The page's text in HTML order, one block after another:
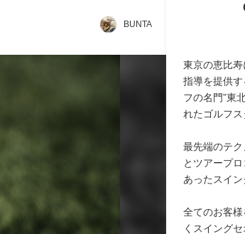
BUNTA
東京の恵比
指導を提供
フの名門”東
れたゴルフス
最先端のテ
とツアープ
あったスイン
全てのお客
くスイング